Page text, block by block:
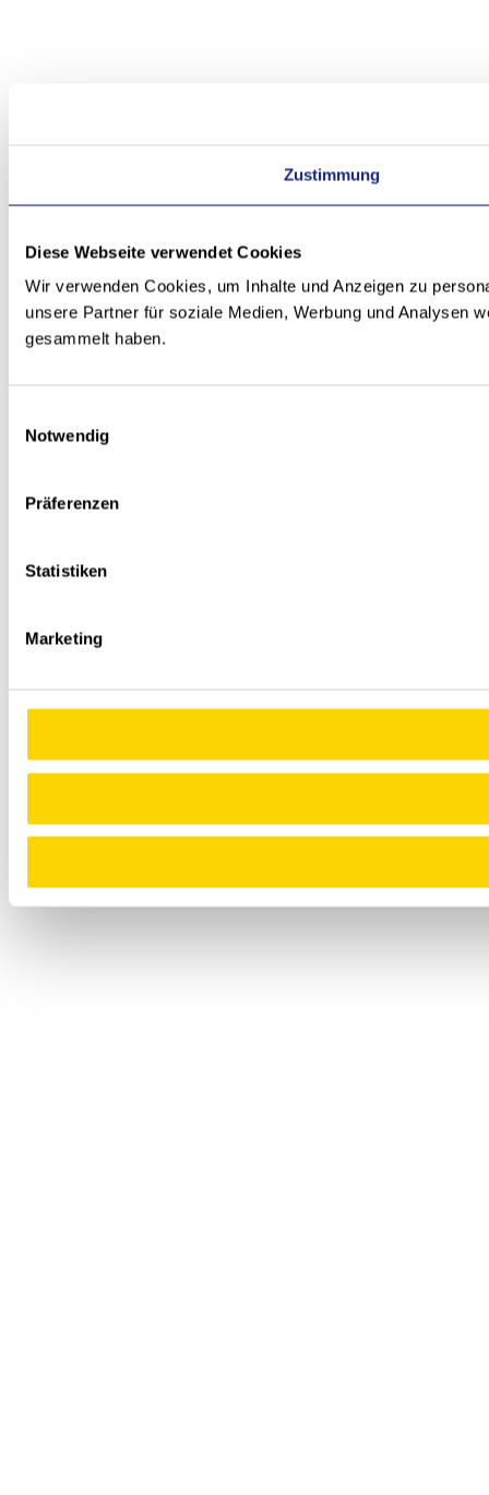
Zustimmung
Diese Webseite verwendet Cookies
Wir verwenden Cookies, um Inhalte und Anzeigen zu
unsere Partner für soziale Medien, Werbung und Analysen
gesammelt haben.
Notwendig
Präferenzen
Statistiken
Marketing